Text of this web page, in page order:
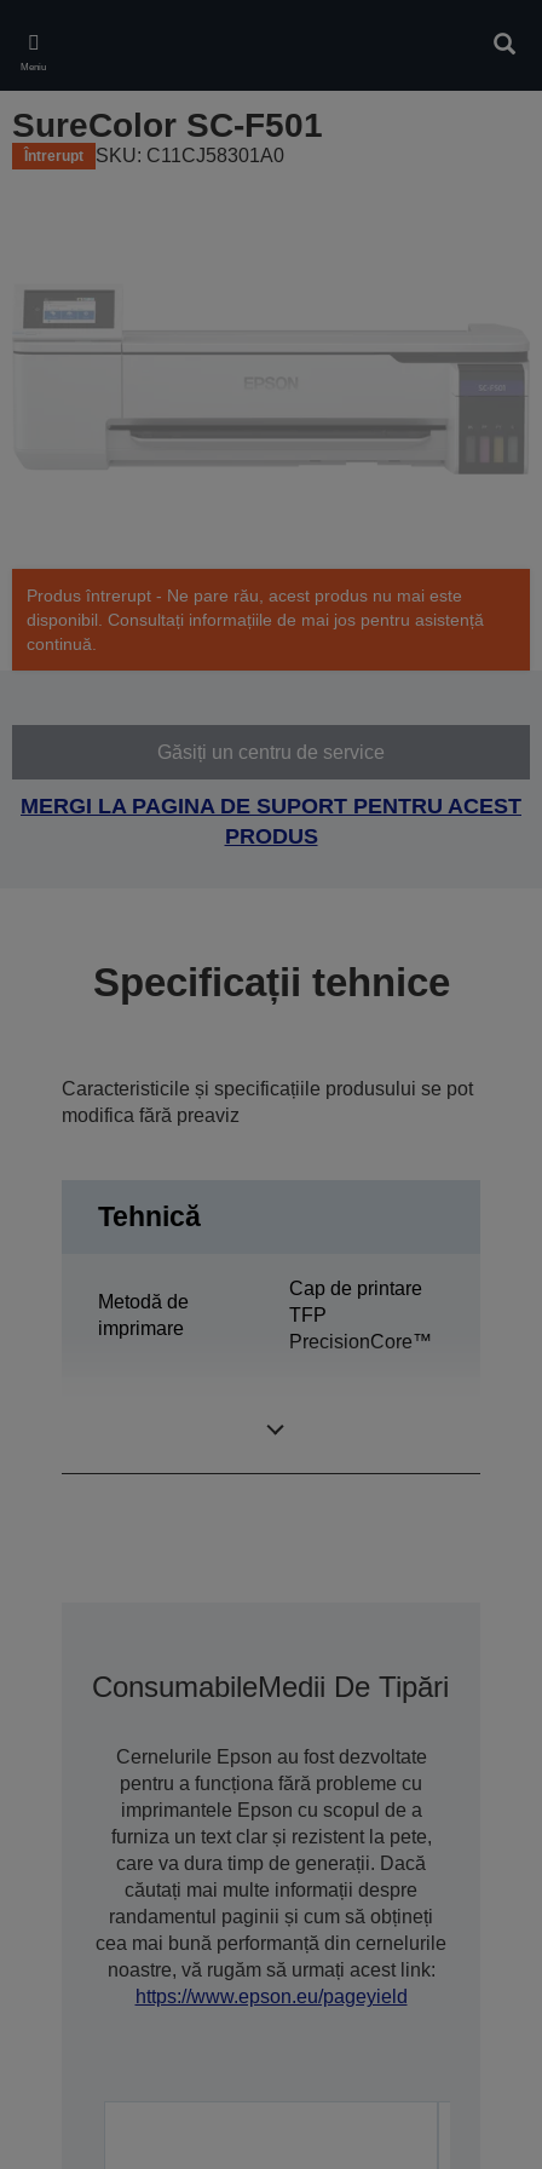
main
content
Meniu
SureColor SC-F501
Întrerupt SKU: C11CJ58301A0
Produs întrerupt - Ne pare rău, acest produs nu mai este
disponibil. Consultați informațiile de mai jos pentru asistență
continuă.
Găsiți un centru de service
MERGI LA PAGINA DE SUPORT PENTRU ACEST
PRODUS
Specificații tehnice
Caracteristicile și specificațiile produsului se pot
modifica fără preaviz
Tehnică
Metodă de
imprimare
Cap de printare
TFP
PrecisionCore™
ConsumabileMedii De Tipărire
Cernelurile Epson au fost dezvoltate
pentru a funcționa fără probleme cu
imprimantele Epson cu scopul de a
furniza un text clar și rezistent la pete,
care va dura timp de generații. Dacă
căutați mai multe informații despre
randamentul paginii și cum să obțineți
cea mai bună performanță din cernelurile
noastre, vă rugăm să urmați acest link:
https://www.epson.eu/pageyield